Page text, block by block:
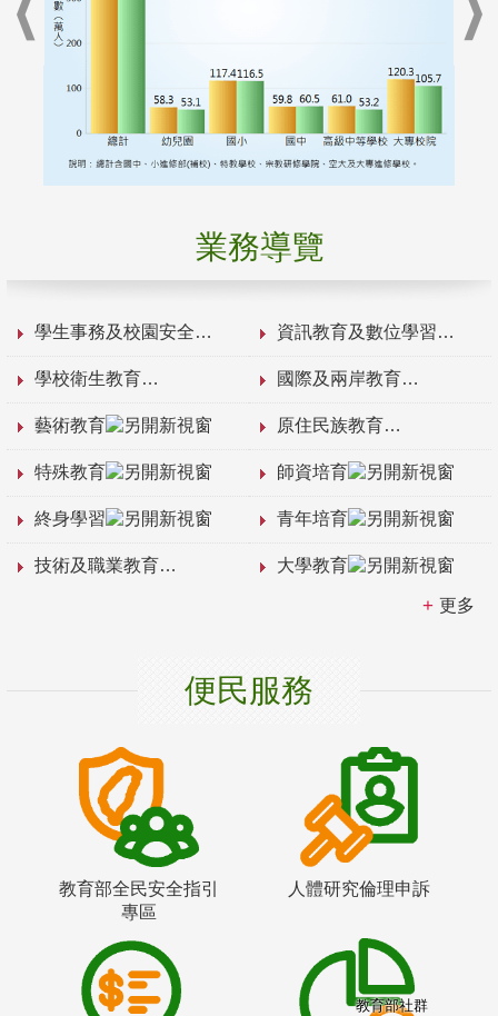
業務導覽
學生事務及校園安全 資訊教育及數位學習
學校衛生教育 國際及兩岸教育
藝術教育 原住民族教育
特殊教育 師資培育
終身學習 青年培育
技術及職業教育 大學教育
更多
便民服務
教育部全民安全指引
專區
人體研究倫理申訴
教育部社群